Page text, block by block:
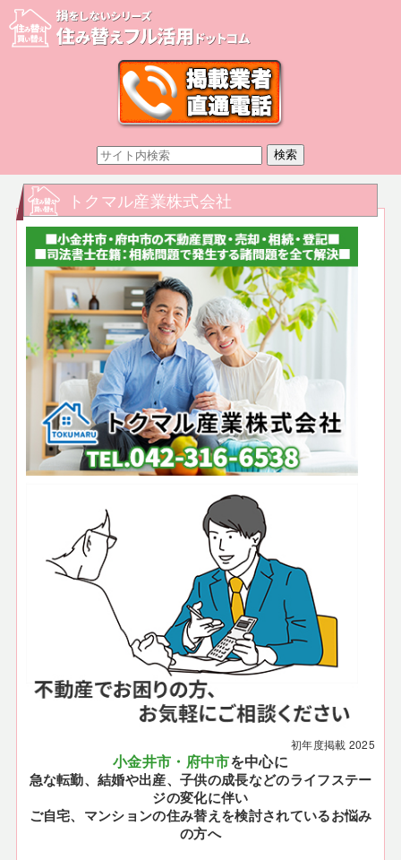
トクマル産業株式会社
初年度掲載 2025
小金井市・府中市を中心に
急な転勤、結婚や出産、子供の成長などのライフステー
ジの変化に伴い
ご自宅、マンションの住み替えを検討されているお悩み
の方へ